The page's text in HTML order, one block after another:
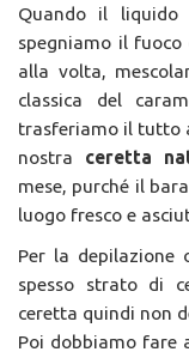
Quando il liquido
spegniamo il fuoco
alla volta,
classica del
trasferiamo il tutto
nostra ceretta
mese, purché il
luogo fresco e
Per la depilazione
spesso strato di
ceretta quindi non
Poi dobbiamo fare